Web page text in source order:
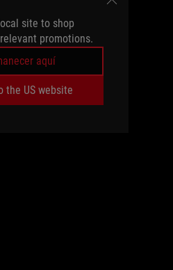
site to shop
promotions.
aquí
the US website